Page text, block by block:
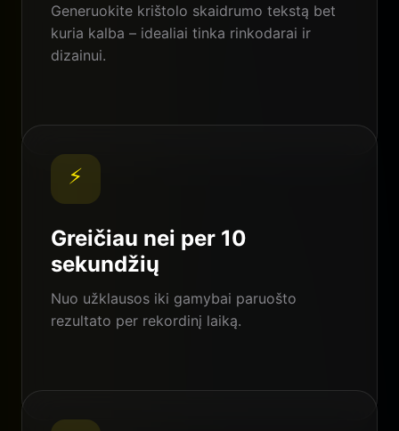
Generuokite krištolo skaidrumo tekstą bet
kuria kalba – idealiai tinka rinkodarai ir
dizainui.
⚡
Greičiau nei per 10
sekundžių
Nuo užklausos iki gamybai paruošto
rezultato per rekordinį laiką.